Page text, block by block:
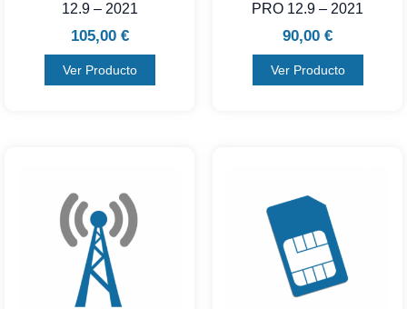
12.9 – 2021
105,00 €
Ver Producto
PRO 12.9 – 2021
90,00 €
Ver Producto